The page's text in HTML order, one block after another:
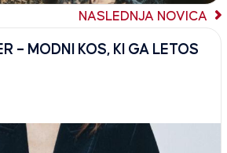
NASLEDNJA NOVICA
– MODNI KOS, KI GA LETOS